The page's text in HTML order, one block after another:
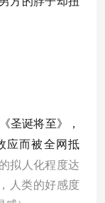
圣诞将至》，
应而被全网抵
拟人化程度达
人类的好感度